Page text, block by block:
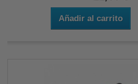
Añadir al carrito